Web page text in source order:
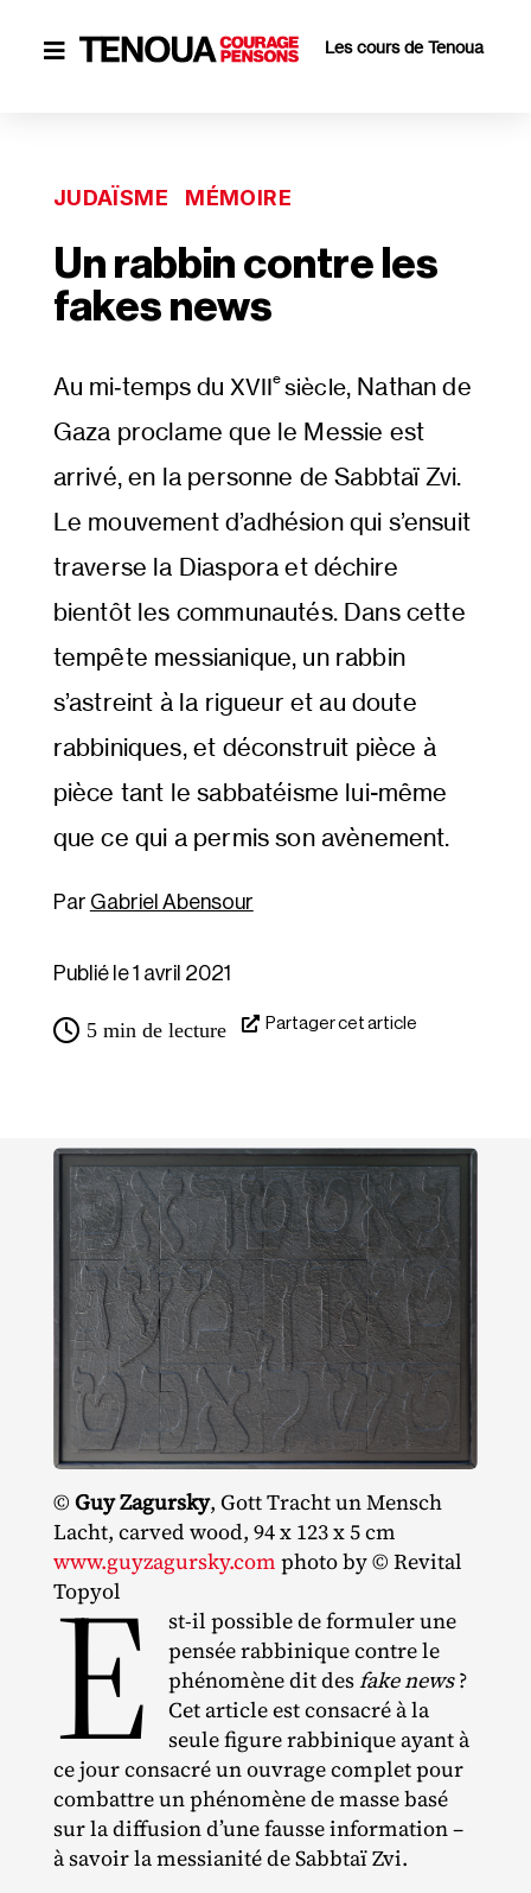
 Les cours de Tenoua
JUDAÏSME MÉMOIRE
Un rabbin contre les
fakes news
Au mi‐​temps du XVIIe siècle, Nathan de
Gaza proclame que le Messie est
arrivé, en la personne de Sabbtaï Zvi.
Le mouvement d’adhésion qui s’ensuit
traverse la Diaspora et déchire
bientôt les communautés. Dans cette
tempête messianique, un rabbin
s’astreint à la rigueur et au doute
rabbiniques, et déconstruit pièce à
pièce tant le sabbatéisme lui-même
que ce qui a permis son avènement.
Gabriel Abensour
Publié le 1 avril 2021
5 min de lecture Partager cet article
© Guy Zagursky, Gott Tracht un Mensch
Lacht, carved wood, 94 x 123 x 5 cm
www.guyzagursky.com photo by © Revital
Topyol
E
st‐​il possible de formuler une
pensée rabbinique contre le
phénomène dit desfake news?
Cet article est consacré à la
seule figure rabbinique ayant à
ce jour consacré un ouvrage complet pour
combattre un phénomène de masse basé
sur la diffusion d’une fausse information –
à savoir la messianité de Sabbtaï Zvi.